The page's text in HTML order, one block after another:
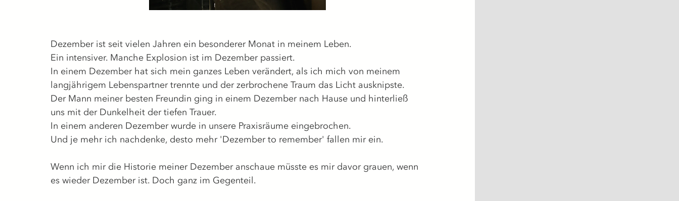
Dezember ist seit vielen Jahren ein besonderer Monat in meinem Leben.
Ein intensiver. Manche Explosion ist im Dezember passiert.
In einem Dezember hat sich mein ganzes Leben verändert, als ich mich von meinem
langjährigem Lebenspartner trennte und der zerbrochene Traum das Licht ausknipste.
Der Mann meiner besten Freundin ging in einem Dezember nach Hause und hinterließ
uns mit der Dunkelheit der tiefen Trauer.
In einem anderen Dezember wurde in unsere Praxisräume eingebrochen.
Und je mehr ich nachdenke, desto mehr 'Dezember to remember' fallen mir ein.
Wenn ich mir die Historie meiner Dezember anschaue müsste es mir davor grauen, wenn
es wieder Dezember ist. Doch ganz im Gegenteil.